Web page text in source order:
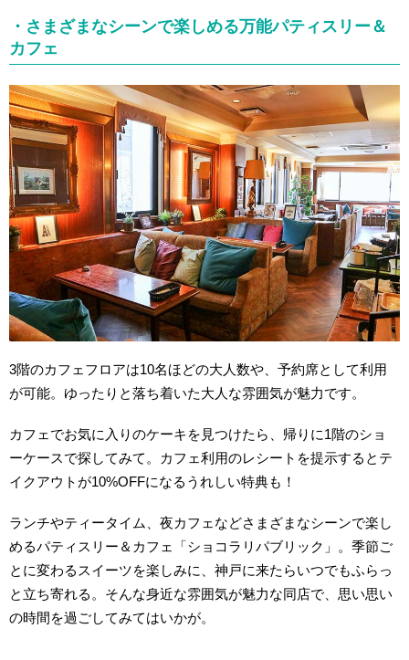
・さまざまなシーンで楽しめる万能パティスリー＆
カフェ
3階のカフェフロアは10名ほどの大人数や、予約席として利用
が可能。ゆったりと落ち着いた大人な雰囲気が魅力です。
カフェでお気に入りのケーキを見つけたら、帰りに1階のショ
ーケースで探してみて。カフェ利用のレシートを提示するとテ
イクアウトが10%OFFになるうれしい特典も！
ランチやティータイム、夜カフェなどさまざまなシーンで楽し
めるパティスリー＆カフェ「ショコラリパブリック」。季節ご
とに変わるスイーツを楽しみに、神戸に来たらいつでもふらっ
と立ち寄れる。そんな身近な雰囲気が魅力な同店で、思い思い
の時間を過ごしてみてはいかが。